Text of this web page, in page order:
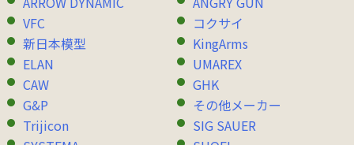
VFC
コクサイ
新日本模型
KingArms
ELAN
UMAREX
CAW
GHK
G&P
その他メーカー
Trijicon
SIG SAUER